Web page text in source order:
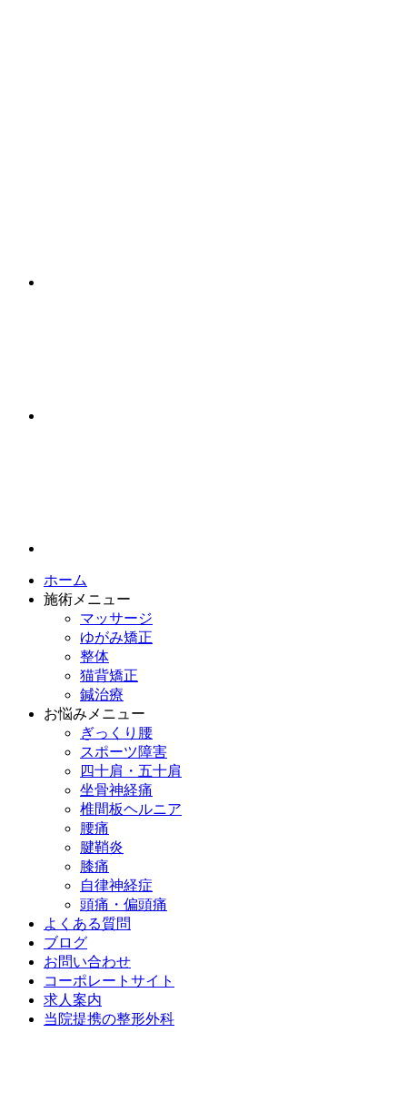
ホーム
施術メニュー
マッサージ
ゆがみ矯正
整体
猫背矯正
鍼治療
お悩みメニュー
ぎっくり腰
スポーツ障害
四十肩・五十肩
坐骨神経痛
椎間板ヘルニア
腰痛
腱鞘炎
膝痛
自律神経症
頭痛・偏頭痛
よくある質問
ブログ
お問い合わせ
コーポレートサイト
求人案内
当院提携の整形外科